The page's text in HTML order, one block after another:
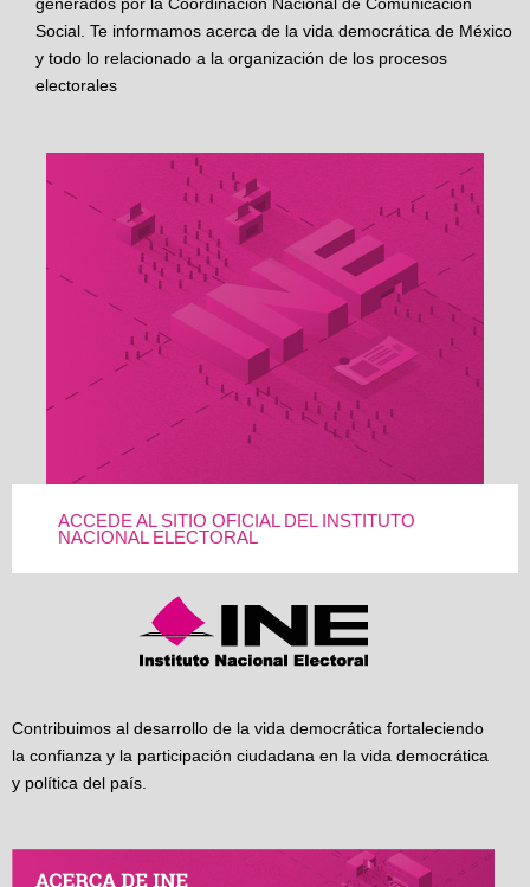
generados por la Coordinación Nacional de Comunicación
Social. Te informamos acerca de la vida democrática de México
y todo lo relacionado a la organización de los procesos
electorales
ACCEDE AL SITIO OFICIAL DEL INSTITUTO
NACIONAL ELECTORAL
Contribuimos al desarrollo de la vida democrática fortaleciendo
la confianza y la participación ciudadana en la vida democrática
y política del país.